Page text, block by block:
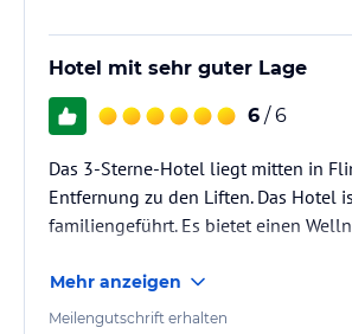
Hinweis: Allgemeine und unverbindliche
ohne Gewähr und ohne Prüfung durch
lies vor der Buchung die verbindlichen
jeweiligen Veranstalters.
Hotel mit sehr guter Lage
6 / 6
Das 3-Sterne-Hotel liegt mitten in
Entfernung zu den Liften. Das Hotel
familiengeführt. Es bietet einen
Mehr anzeigen
Meilengutschrift erhalten